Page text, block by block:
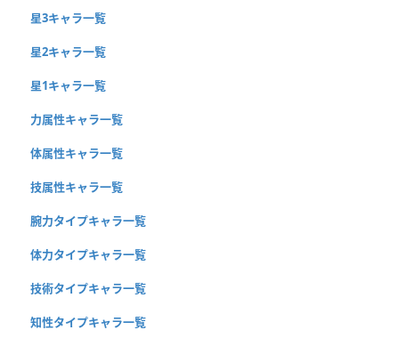
星3キャラ一覧
星2キャラ一覧
星1キャラ一覧
力属性キャラ一覧
体属性キャラ一覧
技属性キャラ一覧
腕力タイプキャラ一覧
体力タイプキャラ一覧
技術タイプキャラ一覧
知性タイプキャラ一覧